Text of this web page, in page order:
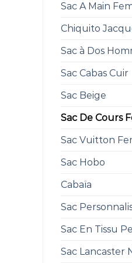
Sac A Main
Chiquito
Sac à Dos
Sac Cabas Cuir
Sac Beige
Sac De Cours
Sac Vuitton
Sac Hobo
Cabaïa
Sac
Sac En Tissu
Sac Lancaster